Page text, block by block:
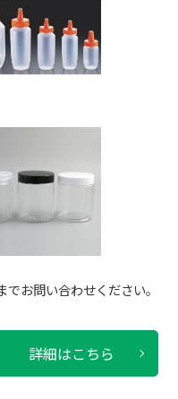
お問い合わせください。
詳細はこちら